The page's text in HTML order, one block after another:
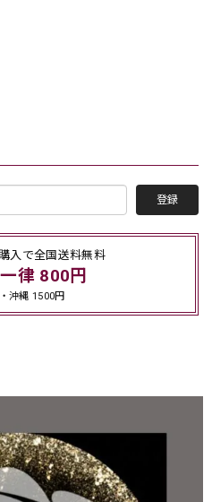
登録
入で全国送料無料
律 800円
沖縄 1500円